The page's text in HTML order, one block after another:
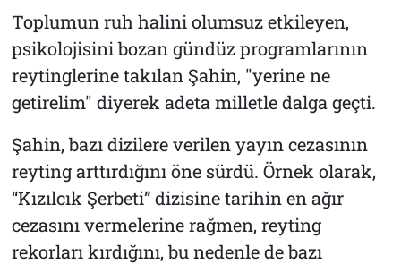
Toplumun ruh halini olumsuz etkileyen,
psikolojisini bozan gündüz programlarının
reytinglerine takılan Şahin, "yerine ne
getirelim" diyerek adeta milletle dalga geçti.
Şahin, bazı dizilere verilen yayın cezasının
reyting arttırdığını öne sürdü. Örnek olarak,
“Kızılcık Şerbeti” dizisine tarihin en ağır
cezasını vermelerine rağmen, reyting
rekorları kırdığını, bu nedenle de bazı